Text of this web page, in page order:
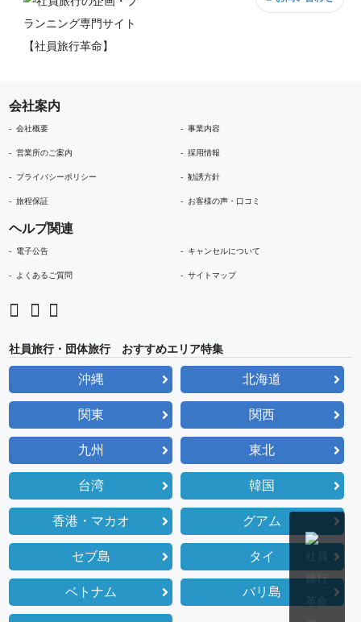
会社案内
会社概要 事業内容
営業所のご案内 採用情報
プライバシーポリシー 勧誘方針
旅程保証 お客様の声・口コミ
ヘルプ関連
電子公告 キャンセルについて
よくあるご質問 サイトマップ
社員旅行・団体旅行 おすすめエリア特集
沖縄 北海道
関東 関西
九州 東北
台湾 韓国
香港・マカオ グアム
セブ島 タイ
ベトナム バリ島